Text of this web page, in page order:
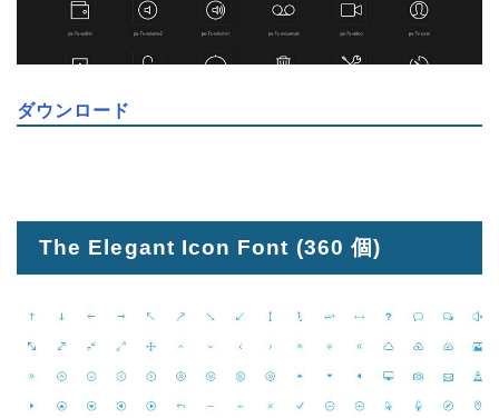
ダウンロード
The Elegant Icon Font (360 個)